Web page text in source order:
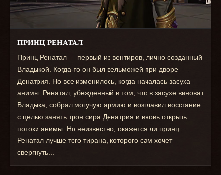
ПРИНЦ РЕНАТАЛ
Принц Ренатал — первый из вентиров, лично созданный
Владыкой. Когда-то он был вельможей при дворе
Денатрия. Но все изменилось, когда началась засуха
анимы. Ренатал, убежденный в том, что в засухе виноват
Владыка, собрал могучую армию и возглавил восстание
с целью занять трон сира Денатрия и вновь открыть
потоки анимы. Но неизвестно, окажется ли принц
Ренатал лучше того тирана, которого сам хочет
свергнуть...